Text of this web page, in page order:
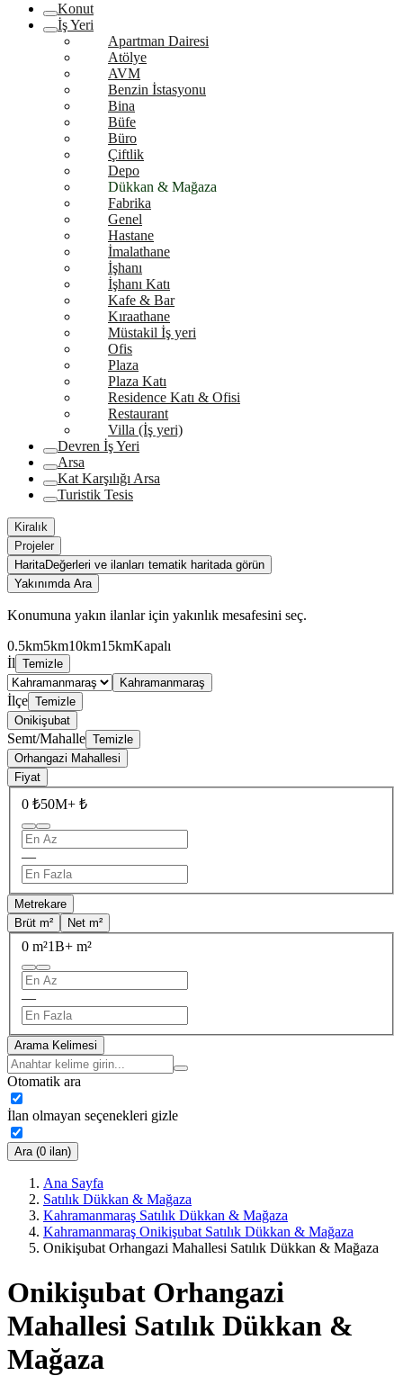
Konut
İş Yeri
Apartman Dairesi
Atölye
AVM
Benzin İstasyonu
Bina
Büfe
Büro
Çiftlik
Depo
Dükkan & Mağaza
Fabrika
Genel
Hastane
İmalathane
İşhanı
İşhanı Katı
Kafe & Bar
Kıraathane
Müstakil İş yeri
Ofis
Plaza
Plaza Katı
Residence Katı & Ofisi
Restaurant
Villa (İş yeri)
Devren İş Yeri
Arsa
Kat Karşılığı Arsa
Turistik Tesis
Kiralık
Projeler
HaritaDeğerleri ve ilanları tematik haritada görün
Yakınımda Ara
Konumuna yakın ilanlar için yakınlık mesafesini seç.
0.5km5km10km15kmKapalı
İl Temizle
Kahramanmaraş
İlçe Temizle
Onikişubat
Semt/Mahalle Temizle
Orhangazi Mahallesi
Fiyat
0 ₺50M+ ₺
—
Metrekare
Brüt m²
Net m²
0 m²1B+ m²
—
Arama Kelimesi
Otomatik ara
İlan olmayan seçenekleri gizle
Ara (0 ilan)
Ana Sayfa
Satılık Dükkan & Mağaza
Kahramanmaraş Satılık Dükkan & Mağaza
Kahramanmaraş Onikişubat Satılık Dükkan & Mağaza
Onikişubat Orhangazi Mahallesi Satılık Dükkan & Mağaza
Onikişubat Orhangazi
Mahallesi Satılık Dükkan &
Mağaza